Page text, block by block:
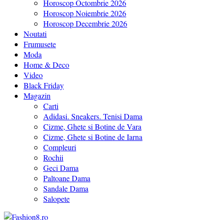
Horoscop Octombrie 2026
Horoscop Noiembrie 2026
Horoscop Decembrie 2026
Noutati
Frumusete
Moda
Home & Deco
Video
Black Friday
Magazin
Carti
Adidasi. Sneakers. Tenisi Dama
Cizme, Ghete si Botine de Vara
Cizme, Ghete si Botine de Iarna
Compleuri
Rochii
Geci Dama
Paltoane Dama
Sandale Dama
Salopete